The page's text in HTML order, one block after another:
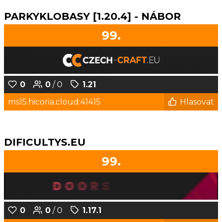
PARKYKLOBASY [1.20.4] - NÁBOR
99.
0 0 / 0
1.21
ms15.hicoria.cloud:41415
Hlasovat
DIFICULTYS.EU
99.
0 0 / 0
1.17.1